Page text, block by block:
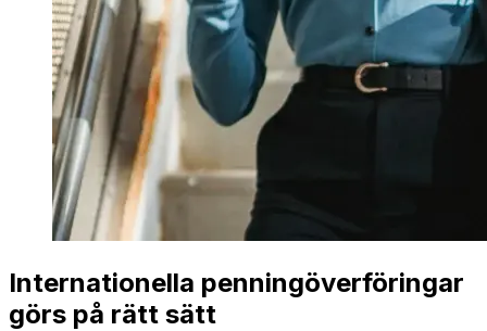
Internationella penningöverföringar
görs på rätt sätt